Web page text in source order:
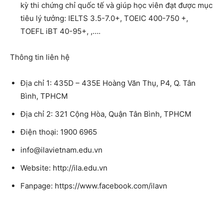
kỳ thi chứng chỉ quốc tế và giúp học viên đạt được mục
tiêu lý tưởng: IELTS 3.5-7.0+, TOEIC 400-750 +,
TOEFL iBT 40-95+, ,….
Thông tin liên hệ
Địa chỉ 1: 435D – 435E Hoàng Văn Thụ, P4, Q. Tân
Bình, TPHCM
Địa chỉ 2: 321 Cộng Hòa, Quận Tân Bình, TPHCM
Điện thoại: 1900 6965
info@ilavietnam.edu.vn
Website: http://ila.edu.vn
Fanpage: https://www.facebook.com/ilavn